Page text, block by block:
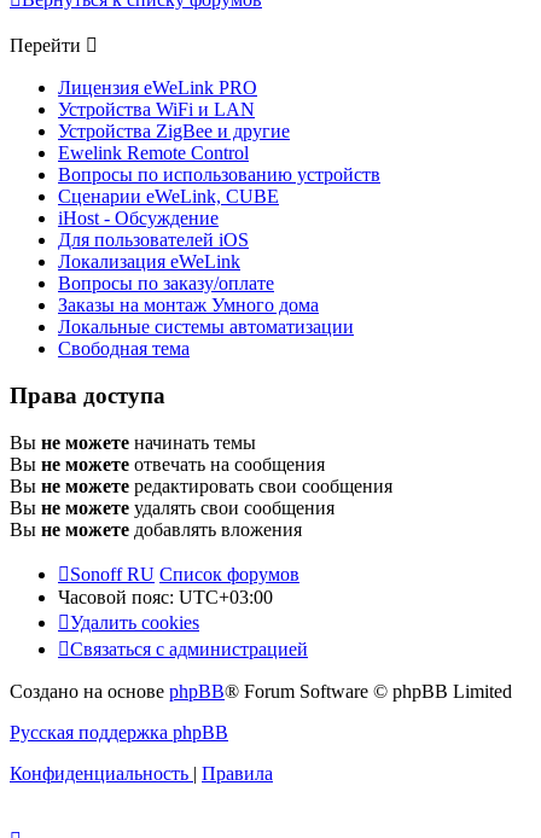
Перейти
Лицензия eWeLink PRO
Устройства WiFi и LAN
Устройства ZigBee и другие
Ewelink Remote Control
Вопросы по использованию устройств
Сценарии eWeLink, CUBE
iHost - Обсуждение
Для пользователей iOS
Локализация eWeLink
Вопросы по заказу/оплате
Заказы на монтаж Умного дома
Локальные системы автоматизации
Свободная тема
Права доступа
Вы не можете начинать темы
Вы не можете отвечать на сообщения
Вы не можете редактировать свои сообщения
Вы не можете удалять свои сообщения
Вы не можете добавлять вложения
Sonoff RU Список форумов
Часовой пояс: UTC+03:00
Удалить cookies
Связаться с администрацией
Создано на основе phpBB® Forum Software © phpBB Limited
Русская поддержка phpBB
Конфиденциальность | Правила